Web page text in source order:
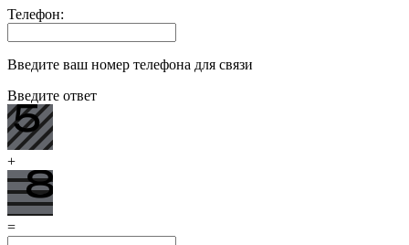
Телефон:
Введите ваш номер телефона для связи
Введите ответ
+
=